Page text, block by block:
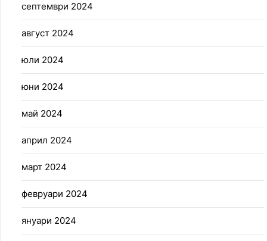
септември 2024
август 2024
юли 2024
юни 2024
май 2024
април 2024
март 2024
февруари 2024
януари 2024